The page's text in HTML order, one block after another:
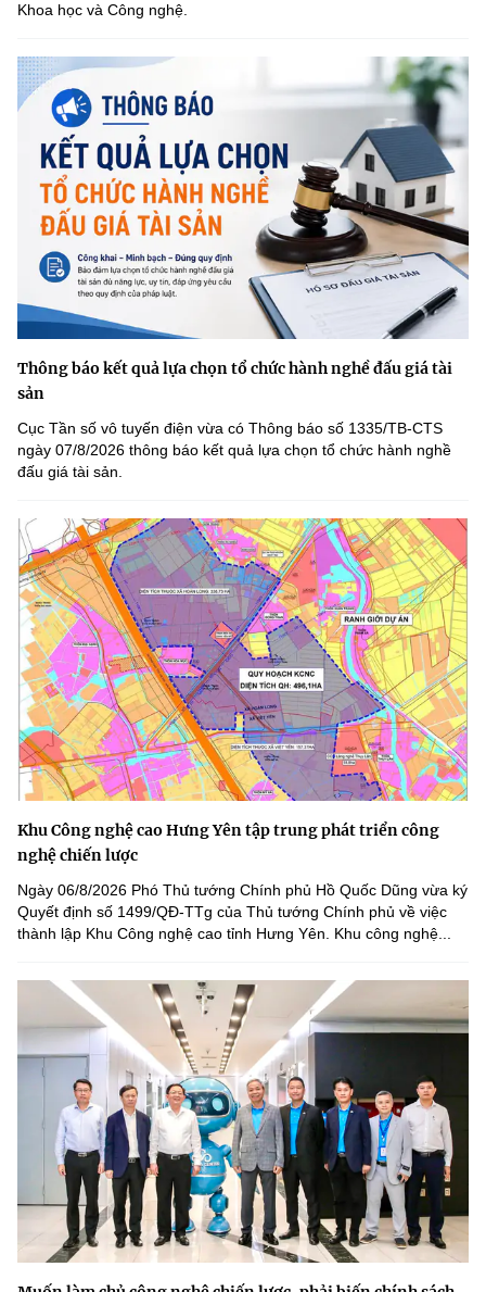
Khoa học và Công nghệ.
Thông báo kết quả lựa chọn tổ chức hành nghề đấu giá tài
sản
Cục Tần số vô tuyến điện vừa có Thông báo số 1335/TB-CTS
ngày 07/8/2026 thông báo kết quả lựa chọn tổ chức hành nghề
đấu giá tài sản.
Khu Công nghệ cao Hưng Yên tập trung phát triển công
nghệ chiến lược
Ngày 06/8/2026 Phó Thủ tướng Chính phủ Hồ Quốc Dũng vừa ký
Quyết định số 1499/QĐ-TTg của Thủ tướng Chính phủ về việc
thành lập Khu Công nghệ cao tỉnh Hưng Yên. Khu công nghệ...